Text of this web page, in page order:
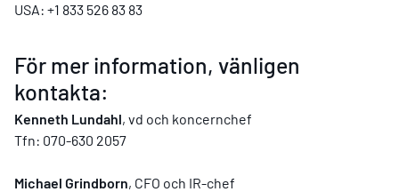
USA: +1 833 526 83 83
För mer information, vänligen
kontakta:
Kenneth Lundahl, vd och koncernchef
Tfn: 070-630 2057
Michael Grindborn, CFO och IR-chef